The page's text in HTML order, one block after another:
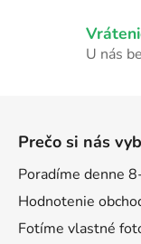
U nás
Prečo si nás
Poradíme denne
Hodnotenie
Fotíme vlastné